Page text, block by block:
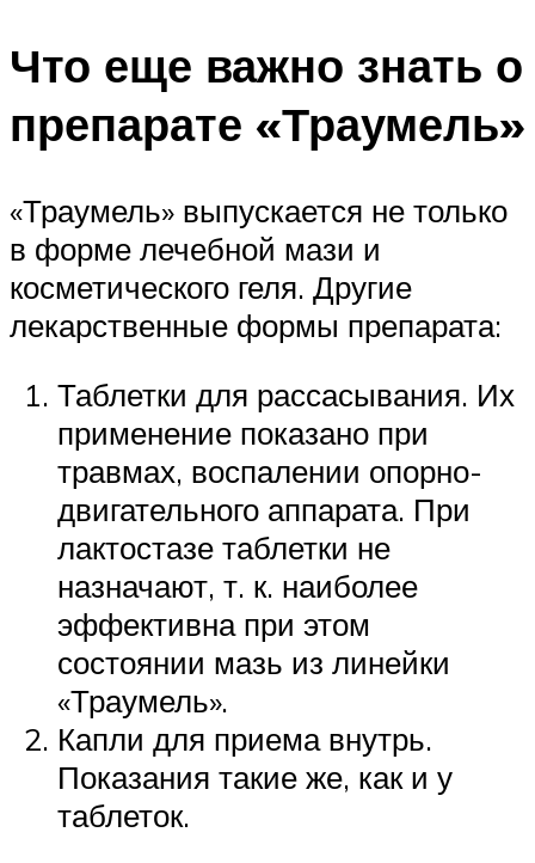
Что еще важно знать о
препарате «Траумель»
«Траумель» выпускается не только
в форме лечебной мази и
косметического геля. Другие
лекарственные формы препарата:
Таблетки для рассасывания. Их
применение показано при
травмах, воспалении опорно-
двигательного аппарата. При
лактостазе таблетки не
назначают, т. к. наиболее
эффективна при этом
состоянии мазь из линейки
«Траумель».
Капли для приема внутрь.
Показания такие же, как и у
таблеток.